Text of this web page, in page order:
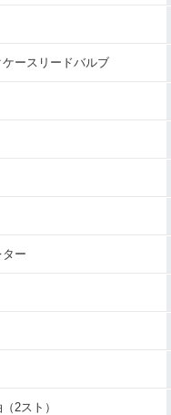
ケースリードバルブ
ター
2スト）